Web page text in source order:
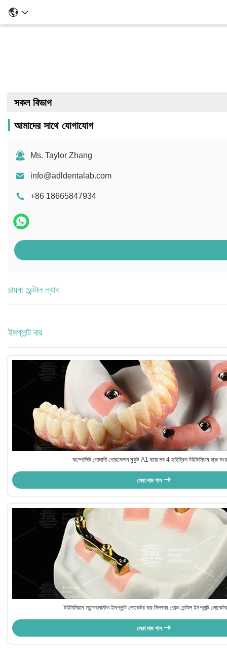
সকল বিভাগ
আমাদের সাথে যোগাযোগ
Ms. Taylor Zhang
info@adldentalab.com
+86 18665847934
চায়না ডেন্টাল ল্যাব
ইমপ্লান্ট বার
কম্পোজিট গোলাপী পোরসেলান মুকুট A1 ছায়া সব 4 হাইব্রিড টাইটানিয়াম স্ক্রু
সেরা দাম পান
টাইটানিয়াম স্যান্ডব্লাস্টড ইমপ্লান্ট লোকেটর বার সিলভার গোল্ড ডেন্টাল ইমপ্লান্ট
সেরা দাম পান